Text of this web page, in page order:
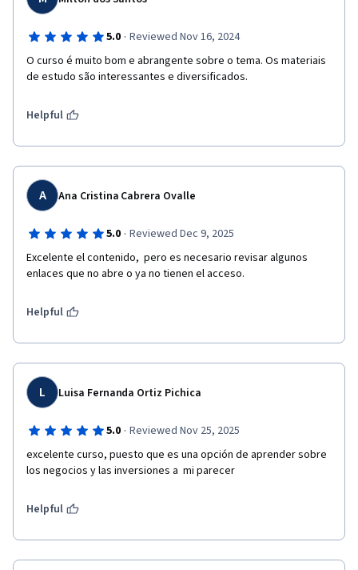
5.0 · Reviewed Nov 16, 2024
O curso é muito bom e abrangente sobre o tema. Os materiais
de estudo são interessantes e diversificados.
Helpful
A Ana Cristina Cabrera Ovalle
5.0 · Reviewed Dec 9, 2025
Excelente el contenido,  pero es necesario revisar algunos
enlaces que no abre o ya no tienen el acceso.
Helpful
L Luisa Fernanda Ortiz Pichica
5.0 · Reviewed Nov 25, 2025
excelente curso, puesto que es una opción de aprender sobre
los negocios y las inversiones a  mi parecer
Helpful